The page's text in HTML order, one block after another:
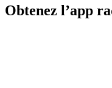
Obtenez l’app